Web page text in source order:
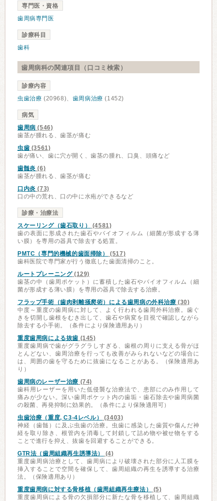
専門医・資格
歯周病専門医
診療科目
歯科
歯周病科の関連項目（口コミ検索）
診療内容
虫歯治療 (20968)、 歯周病治療 (1452)
病気
歯周病 (546)
歯茎が腫れる、歯茎が痛む
虫歯 (3561)
歯が痛い、歯に穴が開く、歯茎の腫れ、口臭、頭痛など
歯髄炎 (6)
歯茎が腫れる、歯茎が痛む
口内炎 (73)
口の中の荒れ、口の中に水疱ができるなど
診療・治療法
スケーリング（歯石取り）
(4581)
歯の表面に形成された歯石やバイオフィルム（細菌が形成する薄
い膜）を専用の器具で除去する処置。
PMTC（専門的機械的歯面掃除）
(517)
歯科医院で専門家が行う徹底した歯面清掃のこと。
ルートプレーニング(129)
歯茎の中（歯周ポケット）に蓄積した歯石やバイオフィルム（細
菌が形成する薄い膜）を専用の器具で除去する治療。
フラップ手術（歯肉剥離掻爬術）による歯周病の外科治療 (30)
中度～重度の歯周病に対して、よく行われる歯周外科治療。歯ぐ
きを切開し歯根をむき出して、歯石や病変を目視で確認しながら
除去する小手術。（条件により保険適用あり）
重度歯周病による抜歯 (145)
重度歯周病で歯がグラグラしすぎる、歯根の周りに支える骨がほ
とんどない、歯周治療を行っても改善がみられないなどの場合に
は、周囲の歯を守るために抜歯になることがある。（保険適用あ
り）
歯周病のレーザー治療 (74)
歯科用レーザーを用いた低侵襲な治療法で、患部にのみ作用して
痛みが少ない。深い歯周ポケット内の歯垢・歯石除去や歯周病菌
の殺菌、再発抑制に効果的。（条件により保険適用可）
虫歯治療（重度, C3-4レベル）
(3403)
神経（歯髄）に及ぶ虫歯の治療。虫歯に感染した歯質や傷んだ神
経を取り除き、根管内を消毒して封鎖して詰め物や被せ物をする
ことで進行を抑え、抜歯を回避することができる。
GTR法（歯周組織再生誘導法）
(4)
重度歯周病治療として、歯周病により破壊された部分に人工膜を
挿入することで空間を確保して、歯周組織の再生を誘導する治療
法。（保険適用あり）
重度歯周病に対する骨移植（歯周組織再生療法）
(5)
重度歯周病による骨の欠損部分に新たな骨を移植して、歯周組織